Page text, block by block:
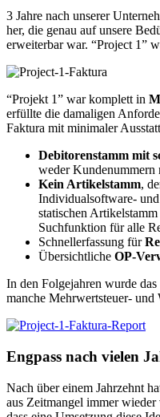
3 Jahre nach unserer
her, die genau auf unsere
erweiterbar war. “Project 1”
“Projekt 1” war komplett in
erfüllte die damaligen
Faktura mit minimaler
Debitorenstamm mit
weder Kundenummern
Kein Artikelstamm,
Individualsoftware-
statischen
Suchfunktion für alle
Schnellerfassung für
Übersichtliche OP-
In den Folgejahren wurde
manche Mehrwertsteuer- und
Engpass nach vielen
Nach über einem Jahrzehnt
aus Zeitmangel immer